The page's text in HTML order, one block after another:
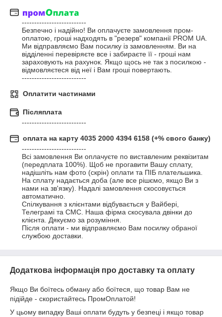
--------------------------
Безпечно і надійно! Ви оплачуєте замовлення пром-
оплатою, гроші надходять в "резерв" компанії PROM UA.
Ми відправляємо Вам посилку із замовленням. Ви на
відділенні перевіряєте все і забираєте її - гроші нам
зараховують на рахунок. Якщо щось не так з посилкою -
відмовляєтеся від неї і Вам гроші повертають.
--------------------------
Оплатити частинами
Післяплата
--------------------------
оплата на карту 4035 2000 4394 6158 (+% свого банку)
--------------------------
Всі замовлення Ви оплачуєте по виставленим реквізитам
(передплата 100%). Щоб не прогавити Вашу сплату,
надішліть нам фото (скрін) оплати та ПІБ плательшика.
На сплату надається доба (але все рішємо, якщо Ви з
нами на зв'язку). Надалі замовлення скосовується
автоматично.
Спілкування з клієнтами відбувається у Вайбері,
Телеграмі та СМС. Наша фірма скосувала двінки до
клієнта. Дякуємо за розуміння.
Після оплати - ми відправляємо Вам посилку обраної
службою доставки.
Додаткова інформація про доставку та оплату
Якщо Ви боїтесь обману або боїтеся, що товар Вам не
підійде - скористайтесь ПромОплатой!
У цьому випадку Ваші оплати будуть у безпеці і якщо товар